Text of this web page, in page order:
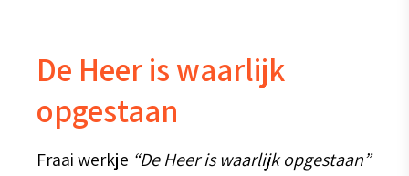
De Heer is waarlijk
opgestaan
Fraai werkje “De Heer is waarlijk opgestaan”